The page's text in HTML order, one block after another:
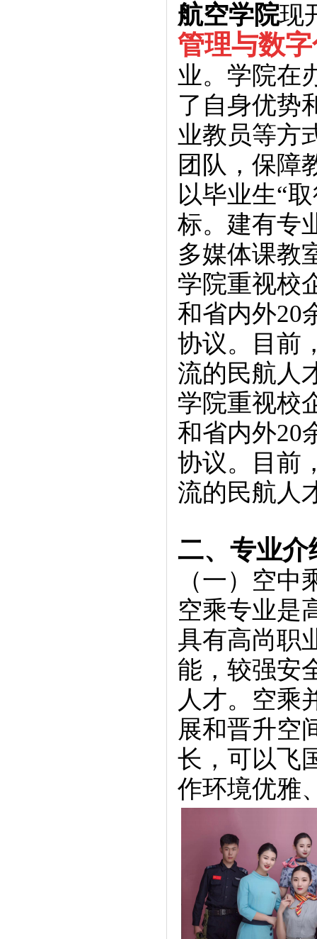
航空学院现
管理与数
业。学院在
了自身优势
业教员等方
团队，保障
以毕业生“
标。建有专
多媒体课教
学院重视校
和省内外20
协议。目前
流的民航人
学院重视校
和省内外20
协议。目前
流的民航人
二、专业介
（一）空中
空乘专业是
具有高尚职
能，较强安
人才。空乘
展和晋升空
长，可以飞
作环境优雅